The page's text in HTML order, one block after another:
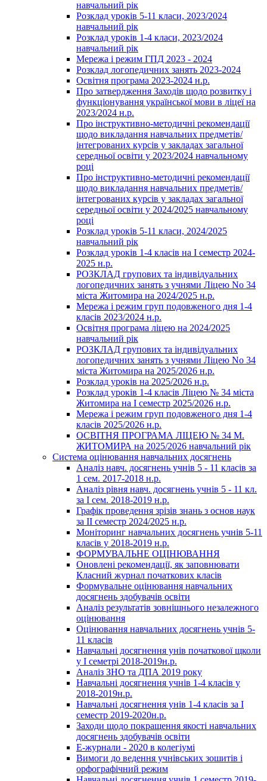
навчальний рік
Розклад уроків 5-11 класи, 2023/2024
навчальний рік
Розклад уроків 1-4 класи, 2023/2024
навчальний рік
Мережа і режим ГПД 2023 - 2024
Розклад логопедичних занять 2023-2024
Освітня програма 2023-2024 н.р.
Про затвердження Заходів щодо розвитку і
функціонування української мови в ліцеї на
2023/2024 н.р.
Про інструктивно-методичні рекомендації
щодо викладання навчальних предметів/
інтегрованих курсів у закладах загальної
середньої освіти у 2023/2024 навчальному
році
Про інструктивно-методичні рекомендації
щодо викладання навчальних предметів/
інтегрованих курсів у закладах загальної
середньої освіти у 2024/2025 навчальному
році
Розклад уроків 5-11 класи, 2024/2025
навчальний рік
Розклад уроків 1-4 класів на І семестр 2024-
2025 н.р.
РОЗКЛАД групових та індивідуальних
логопедичних занять з учнями Ліцею No 34
міста Житомира на 2024/2025 н.р.
Мережа і режим груп подовженого дня 1-4
класів 2023/2024 н.р.
Освітня програма ліцею на 2024/2025
навчальний рік
РОЗКЛАД групових та індивідуальних
логопедичних занять з учнями Ліцею No 34
міста Житомира на 2025/2026 н.р.
Розклад уроків на 2025/2026 н.р.
Розклад уроків 1-4 класів Ліцею № 34 міста
Житомира на І семестр 2025/2026 н.р.
Мережа і режим груп подовженого дня 1-4
класів 2025/2026 н.р.
ОСВІТНЯ ПРОГРАМА ЛІЦЕЮ № 34 М.
ЖИТОМИРА на 2025/2026 навчальний рік
Система оцінювання навчальних досягнень
Аналіз навч. досягнень учнів 5 - 11 класів за
1 сем. 2017-2018 н.р.
Аналіз рівня навч. досягнень учнів 5 - 11 кл.
за І сем. 2018-2019 н.р.
Графік проведення зрізів знань з основ наук
за ІІ семестр 2024/2025 н.р.
Моніторинг навчальних досягнень учнів 5-11
класів у 2018-2019 н.р.
ФОРМУВАЛЬНЕ ОЦІНЮВАННЯ
Оновлені рекомендації, як заповнювати
Класний журнал початкових класів
Формувальне оцінювання навчальних
досягнень здобувачів освіти
Аналіз результатів зовнішнього незалежного
оцінювання
Оцінювання навчальних досягнень учнів 5-
11 класів
Навчальні досягнення унів початкової щколи
у І семетрі 2018-2019н.р.
Аналіз ЗНО та ДПА 2019 року
Навчальні досягнення учнів 1-4 класів у
2018-2019н.р.
Навчальні досягнення унів 1-4 класів за І
семестр 2019-2020н.р.
Заходи щодо покращення якості навчальних
досягнень здобувачів освіти
Е-журнали - 2020 в колегіумі
Вимоги до ведення учнівських зошитів і
орфографічний режим